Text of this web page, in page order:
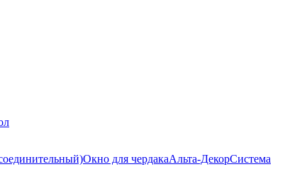
Окно для чердакаАльта-ДекорСистема